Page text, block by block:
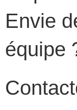
Envie
équipe